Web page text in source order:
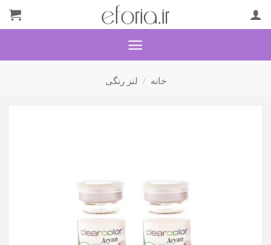
خانه / لنز رنگی